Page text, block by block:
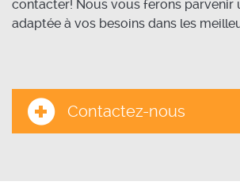
contacter! Nous vous ferons parvenir
adaptée à vos besoins dans les
Contactez-nous